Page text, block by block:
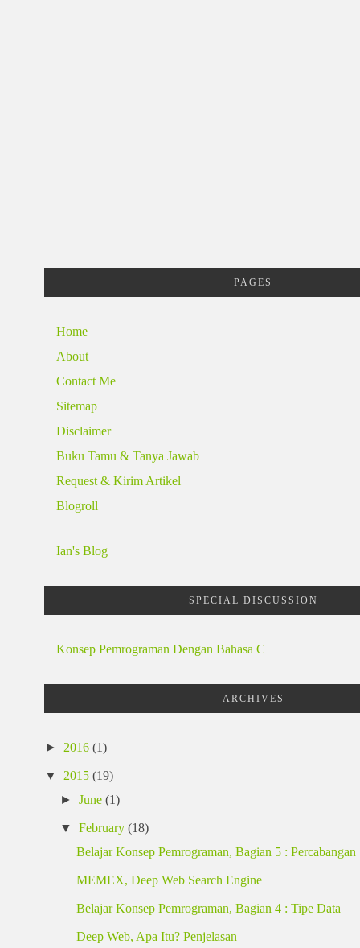
PAGES
Home
About
Contact Me
Sitemap
Disclaimer
Buku Tamu & Tanya Jawab
Request & Kirim Artikel
Blogroll
Ian's Blog
SPECIAL DISCUSSION
Konsep Pemrograman Dengan Bahasa C
ARCHIVES
► 2016 (1)
▼ 2015 (19)
►June(1)
▼February(18)
Belajar Konsep Pemrograman, Bagian 5 : Percabangan
MEMEX, Deep Web Search Engine
Belajar Konsep Pemrograman, Bagian 4 : Tipe Data
Deep Web, Apa Itu? Penjelasan